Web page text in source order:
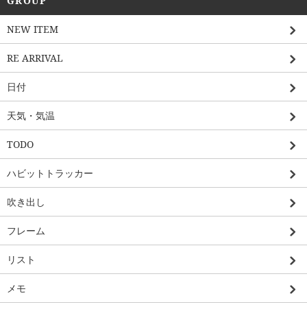
NEW ITEM
RE ARRIVAL
日付
天気・気温
TODO
ハビットトラッカー
吹き出し
フレーム
リスト
メモ